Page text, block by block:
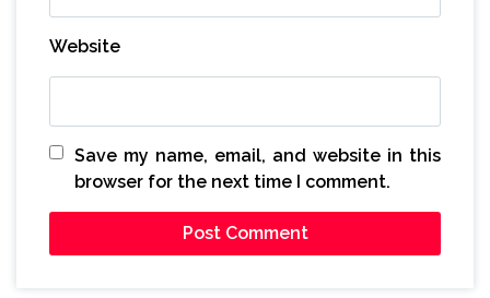
Website
Save my name, email, and website in this
browser for the next time I comment.